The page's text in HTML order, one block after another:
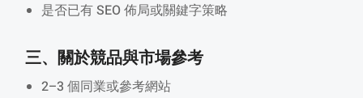
是否已有 SEO 佈局或關鍵字策略
三、關於競品與市場參考
2–3 個同業或參考網站